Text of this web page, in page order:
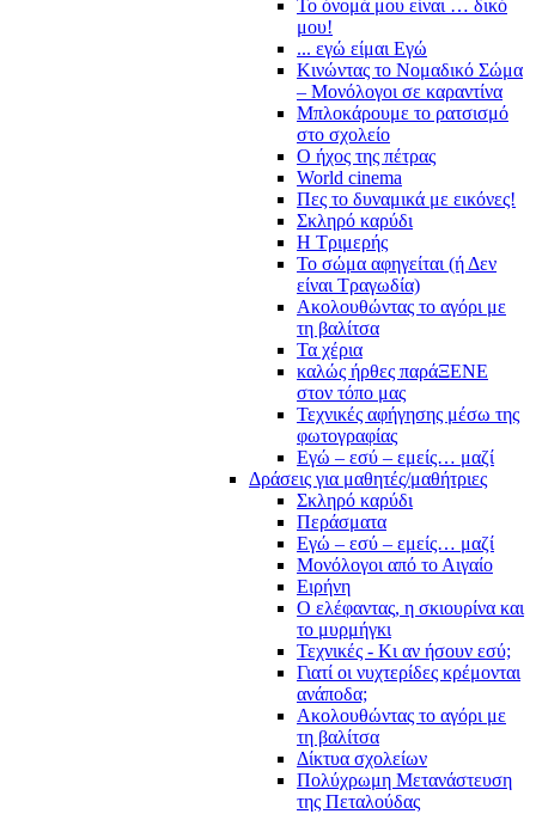
Το όνομά μου είναι … δικό
μου!
... εγώ είμαι Εγώ
Κινώντας το Νομαδικό Σώμα
– Μονόλογοι σε καραντίνα
Μπλοκάρουμε το ρατσισμό
στο σχολείο
Ο ήχος της πέτρας
World cinema
Πες το δυναμικά με εικόνες!
Σκληρό καρύδι
Η Τριμερής
Το σώμα αφηγείται (ή Δεν
είναι Τραγωδία)
Ακολουθώντας το αγόρι με
τη βαλίτσα
Τα χέρια
καλώς ήρθες παράΞΕΝΕ
στον τόπο μας
Τεχνικές αφήγησης μέσω της
φωτογραφίας
Εγώ – εσύ – εμείς… μαζί
Δράσεις για μαθητές/μαθήτριες
Σκληρό καρύδι
Περάσματα
Εγώ – εσύ – εμείς… μαζί
Μονόλογοι από το Αιγαίο
Ειρήνη
Ο ελέφαντας, η σκιουρίνα και
το μυρμήγκι
Τεχνικές - Κι αν ήσουν εσύ;
Γιατί οι νυχτερίδες κρέμονται
ανάποδα;
Ακολουθώντας το αγόρι με
τη βαλίτσα
Δίκτυα σχολείων
Πολύχρωμη Μετανάστευση
της Πεταλούδας